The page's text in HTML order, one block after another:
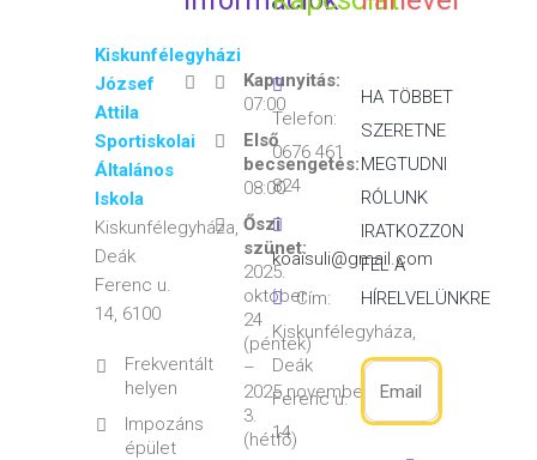
Kiskunfélegyházi
József
Attila
Sportiskolai
Általános
Iskola
Kiskunfélegyháza,
Deák
Ferenc u.
14, 6100
Frekventált
helyen
Impozáns
épület
Kapunyitás:
07:00
Első
becsengetés:
08:00
Őszi
szünet:
2025.
október
24
(péntek)
–
2025.november
3.
(hétfő)
Telefon:
0676 461
824
koaisuli@gmail.com
Cím:
Kiskunfélegyháza,
Deák
Ferenc u.
14
HA TÖBBET
SZERETNE
MEGTUDNI
RÓLUNK
IRATKOZZON
FEL A
HÍRELVELÜNKRE